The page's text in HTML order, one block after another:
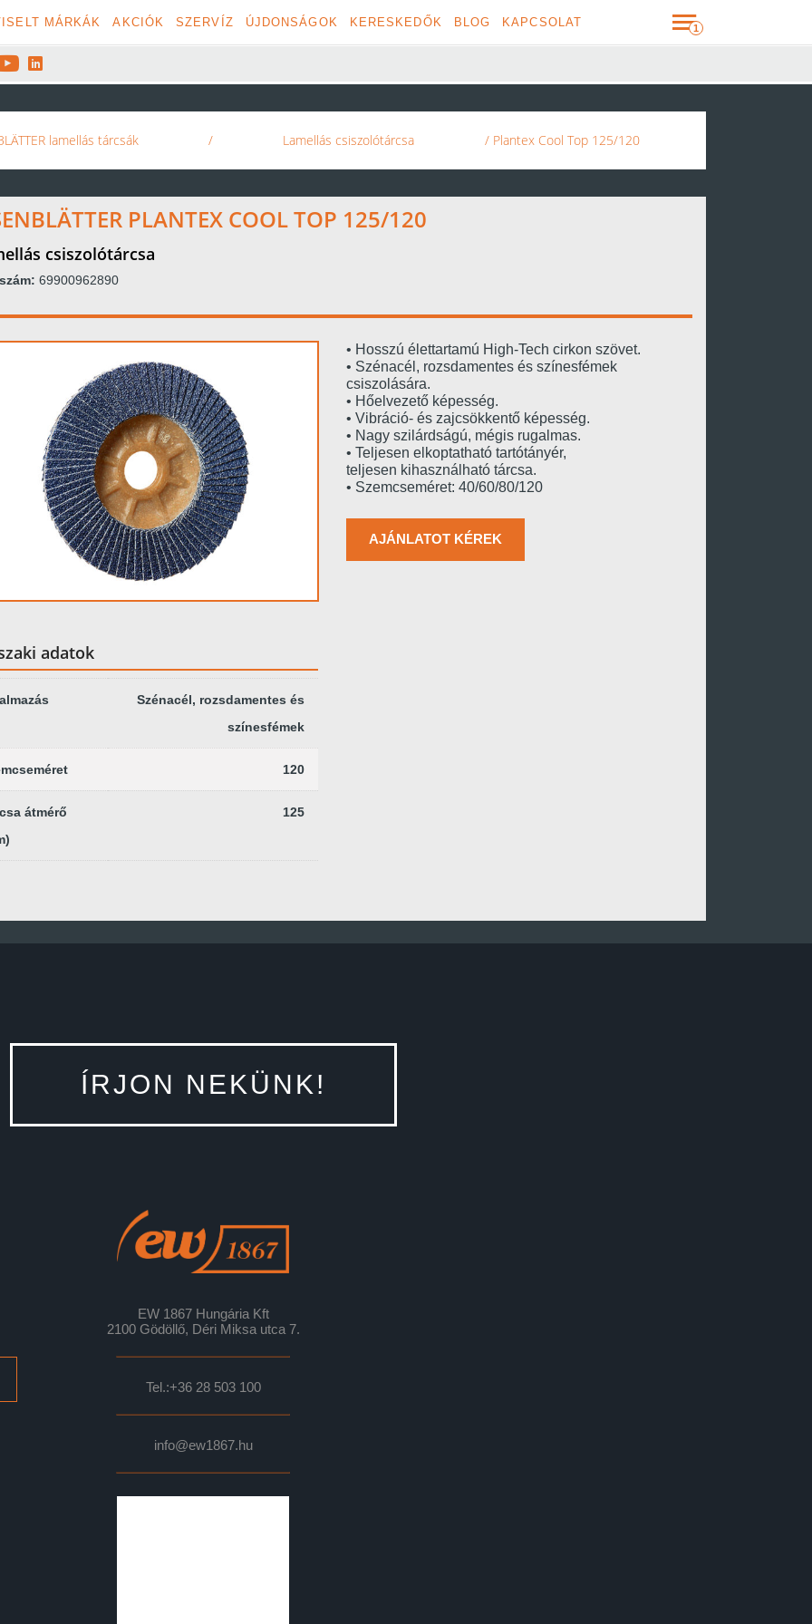
MÁRKÁK AKCIÓK SZERVÍZ ÚJDONSÁGOK KERESKEDŐK BLOG KAPCSOLAT

lamellás tárcsák / Lamellás csiszolótárcsa / Plantex Cool Top 125/120
PLANTEX COOL TOP 125/120
csiszolótárcsa
69900962890
adatok
Szénacél, rozsdamentes és
színesfémek
120
átmérő
125
• Hosszú élettartamú High-Tech cirkon szövet.
• Szénacél, rozsdamentes és színesfémek
csiszolására.
• Hőelvezető képesség.
• Vibráció- és zajcsökkentő képesség.
• Nagy szilárdságú, mégis rugalmas.
• Teljesen elkoptatható tartótányér,
teljesen kihasználható tárcsa.
• Szemcseméret: 40/60/80/120
AJÁNLATOT KÉREK
ÍRJON NEKÜNK!
EW 1867 Hungária Kft
2100 Gödöllő, Déri Miksa utca 7.
Tel.:+36 28 503 100
info@ew1867.hu